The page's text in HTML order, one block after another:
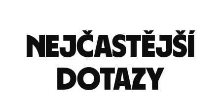
Nejčastější
dotazy